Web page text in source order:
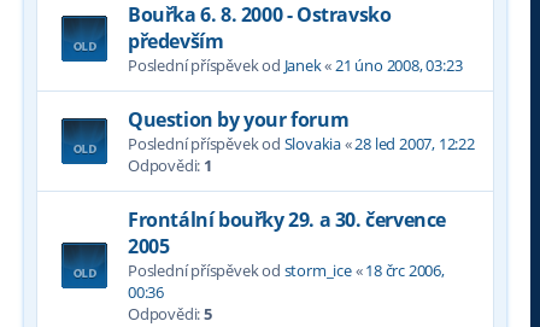
Bouřka 6. 8. 2000 - Ostravsko
především
Poslední příspěvek od Janek«21 úno 2008, 03:23
Question by your forum
Poslední příspěvek od Slovakia«28 led 2007, 12:22
Odpovědi: 1
Frontální bouřky 29. a 30. července
2005
Poslední příspěvek od storm_ice«18 črc 2006,
00:36
Odpovědi:5